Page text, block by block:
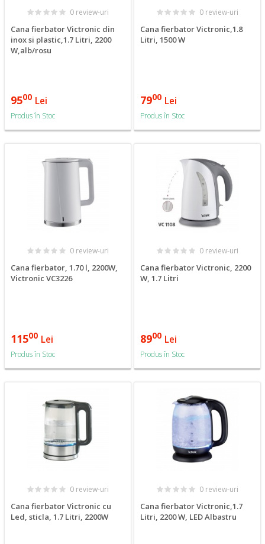
0 review-uri
Cana fierbator Victronic din
inox si plastic,1.7 Litri, 2200
W,alb/rosu
9500 Lei
Produs în Stoc
0 review-uri
Cana fierbator Victronic,1.8
Litri, 1500 W
7900 Lei
Produs în Stoc
0 review-uri
Cana fierbator, 1.70 l, 2200W,
Victronic VC3226
11500 Lei
Produs în Stoc
0 review-uri
Cana fierbator Victronic, 2200
W, 1.7 Litri
8900 Lei
Produs în Stoc
0 review-uri
Cana fierbator Victronic cu
Led, sticla, 1.7 Litri, 2200W
0 review-uri
Cana fierbator Victronic,1.7
Litri, 2200 W, LED Albastru